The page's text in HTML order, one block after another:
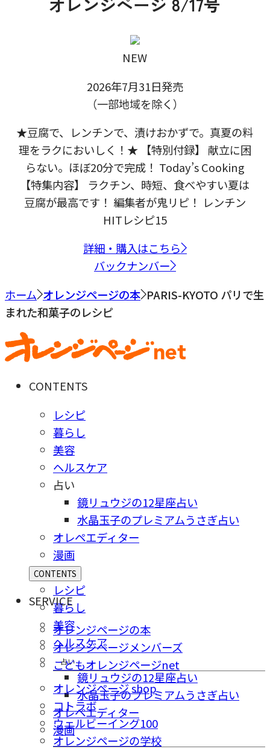
NEW
2026年7月31日発売
（一部地域を除く）
★豆腐で、レンチンで、漬けおかずで。真夏の料
理をラクにおいしく！★ 【特別付録】 献立に困
らない。ほぼ20分で完成！ Today’s Cooking
【特集内容】 ラクチン、時短、食べやすい夏は
豆腐が最高です！ 編集者が鬼リピ！ レンチン
HITレシピ15
詳細・購入はこちら
バックナンバー
ホーム オレンジページの本 PARIS-KYOTO パリで生
まれた和菓子のレシピ
CONTENTS
レシピ
暮らし
美容
ヘルスケア
占い
鏡リュウジの12星座占い
水晶玉子のプレミアムうさぎ占い
オレペエディター
漫画
CONTENTS
レシピ
暮らし
美容
ヘルスケア
占い
鏡リュウジの12星座占い
水晶玉子のプレミアムうさぎ占い
オレペエディター
漫画
SERVICE
オレンジページの本
オレンジページメンバーズ
こどもオレンジページnet
オレンジページ shop
コトラボ
ウェルビーイング100
オレンジページの学校